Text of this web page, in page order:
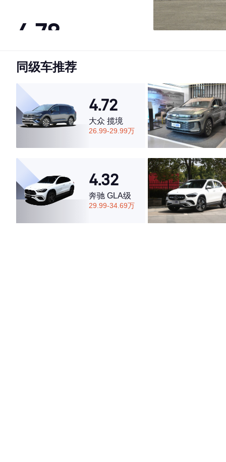
4.78
·外观表现较为优秀，优于93%同级车
·空间表现一般，低于78%同级车
同级车推荐
4.72
大众 揽境
26.99-29.99万
4.32
奔驰 GLA级
29.99-34.69万